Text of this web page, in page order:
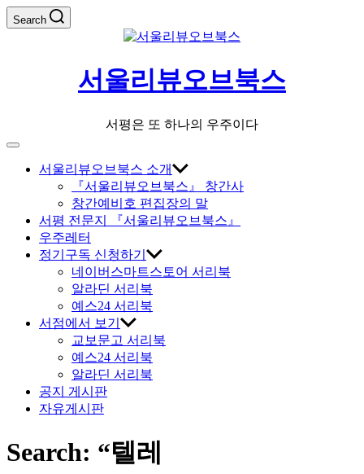
Skip
to
Search
서울리뷰오브북스
서평은 또 하나의 우주이다
Off
Canvas서울리뷰오브북스 소개
『서울리뷰오브북스』 창간사
창간예비호 편집장의 말
서평 전문지 『서울리뷰오브북스』
우주레터
정기구독 신청하기
네이버스마트스토어 서리북
알라딘 서리북
예스24 서리북
서점에서 보기
교보문고 서리북
예스24 서리북
알라딘 서리북
공지 게시판
자유게시판
Search: “텔레